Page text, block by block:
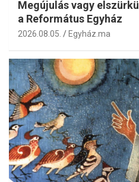
Megújulás vagy
a Református Egyház
2026.08.05. Egyház.ma